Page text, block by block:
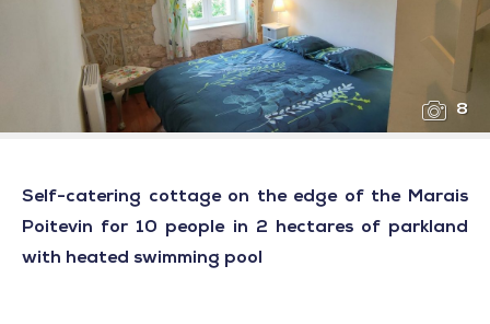
8
Self-catering cottage on the edge of the Marais
Poitevin for 10 people in 2 hectares of parkland
with heated swimming pool